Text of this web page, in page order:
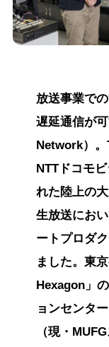
放送事業で
遅延通信が
Network）。
NTTドコモ
れた陸上の
生放送にお
ートプロダ
ました。東
Hexagon」
ョンセンタ
（現・